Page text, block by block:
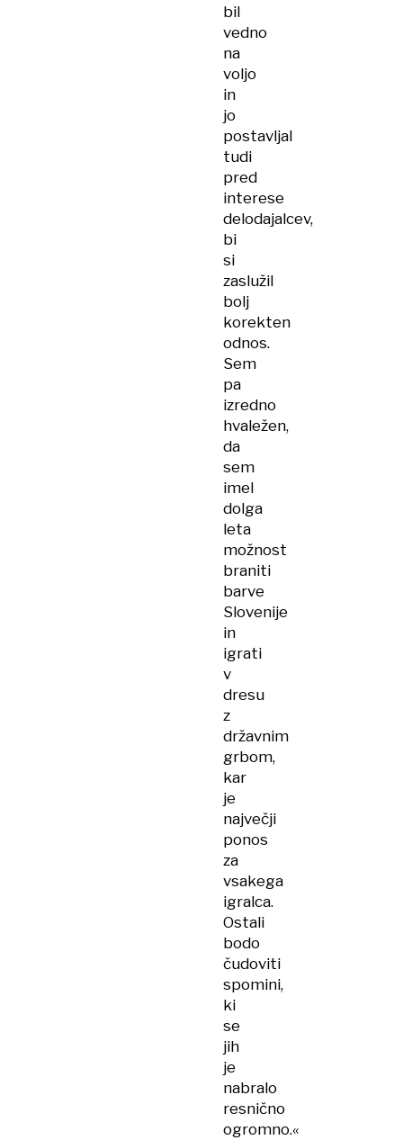
bil
vedno
na
voljo
in
jo
postavljal
tudi
pred
interese
delodajalcev,
bi
si
zaslužil
bolj
korekten
odnos.
Sem
pa
izredno
hvaležen,
da
sem
imel
dolga
leta
možnost
braniti
barve
Slovenije
in
igrati
v
dresu
z
državnim
grbom,
kar
je
največji
ponos
za
vsakega
igralca.
Ostali
bodo
čudoviti
spomini,
ki
se
jih
je
nabralo
resnično
ogromno.«